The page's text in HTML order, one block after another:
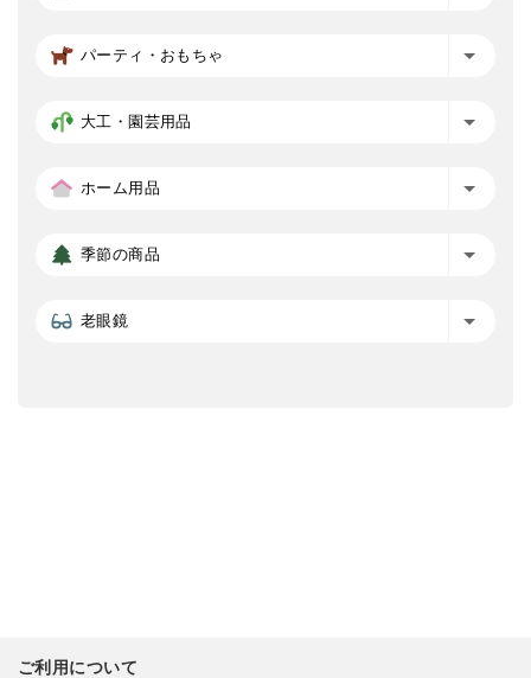
パーティ・おもちゃ
大工・園芸用品
ホーム用品
季節の商品
老眼鏡
ご利用について